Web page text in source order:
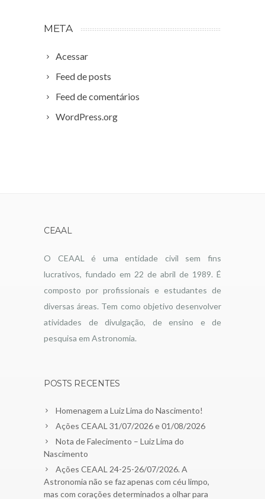
META
Acessar
Feed de posts
Feed de comentários
WordPress.org
CEAAL
O CEAAL é uma entidade civil sem fins
lucrativos, fundado em 22 de abril de 1989. É
composto por profissionais e estudantes de
diversas áreas. Tem como objetivo desenvolver
atividades de divulgação, de ensino e de
pesquisa em Astronomia.
POSTS RECENTES
Homenagem a Luiz Lima do Nascimento!
Ações CEAAL 31/07/2026 e 01/08/2026
Nota de Falecimento – Luiz Lima do
Nascimento
Ações CEAAL 24-25-26/07/2026. A
Astronomia não se faz apenas com céu limpo,
mas com corações determinados a olhar para